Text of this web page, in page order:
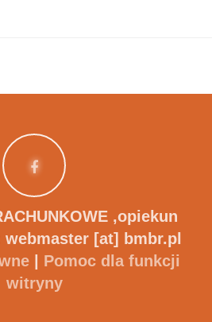
,opiekun
[at] bmbr.pl
| Pomoc dla funkcji
witryny